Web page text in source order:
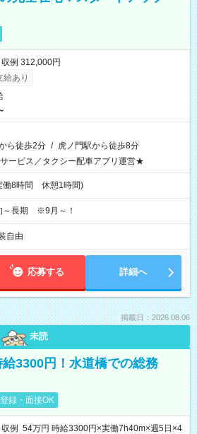
例 312,000円
給あり
ら徒歩2分 / 虎ノ門駅から徒歩8分
ービス／タクシー配車アプリ運営★
働8時間 休憩1時間)
～長期 ※9月～！
自由
応募する 詳細へ
掲載日：2026.08.06
未読
給3300円！水道橋での総務
録・面接OK
例 54万円 時給3300円×実働7h40m×週5日×4